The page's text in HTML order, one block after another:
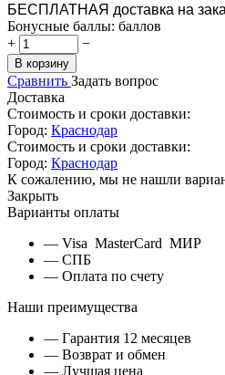
БЕСПЛАТНАЯ доставка на
Бонусные баллы: баллов
+
−
В корзину
Сравнить Задать вопрос
Доставка
Стоимость и сроки доставки:
Город: Краснодар
Стоимость и сроки доставки:
Город: Краснодар
К сожалению, мы не нашли
Закрыть
Варианты оплаты
— Visa MasterCard МИР
— СПБ
— Оплата по счету
Наши преимущества
— Гарантия 12 месяцев
— Возврат и обмен
— Лучшая цена